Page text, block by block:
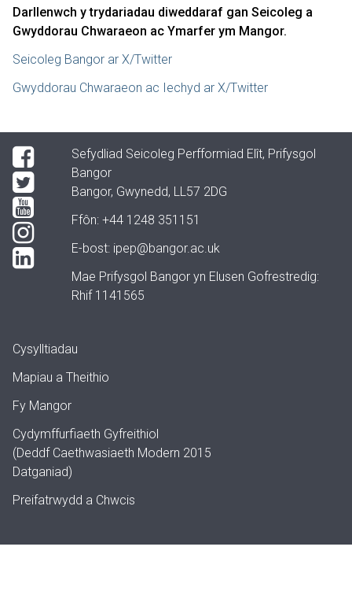
Darllenwch y trydariadau diweddaraf gan Seicoleg a
Gwyddorau Chwaraeon ac Ymarfer ym Mangor.
Seicoleg Bangor ar X/Twitter
Gwyddorau Chwaraeon ac Iechyd ar X/Twitter
Cysylltiadau
Mapiau a Theithio
Fy Mangor
Cydymffurfiaeth Gyfreithiol
(Deddf Caethwasiaeth Modern 2015
Datganiad)
Preifatrwydd a Chwcis
Sefydliad Seicoleg Perfformiad Elît, Prifysgol
Bangor
Bangor, Gwynedd, LL57 2DG
Ffôn: +44 1248 351151
E-bost: ipep@bangor.ac.uk
Mae Prifysgol Bangor yn Elusen Gofrestredig:
Rhif 1141565